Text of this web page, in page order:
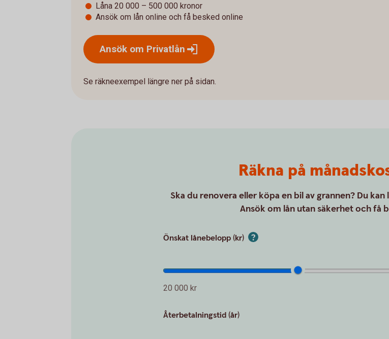
Låna 20 000 – 500 000 kronor
Ansök om lån online och få besked online
Ansök om Privatlån
Se räkneexempel längre ner på sidan.
Räkna på
Ska du renovera eller köpa en bil av grannen? Du
Ansök om lån utan säkerhet och få
Önskat lånebelopp (kr)
20 000 kr
Återbetalningstid (år)